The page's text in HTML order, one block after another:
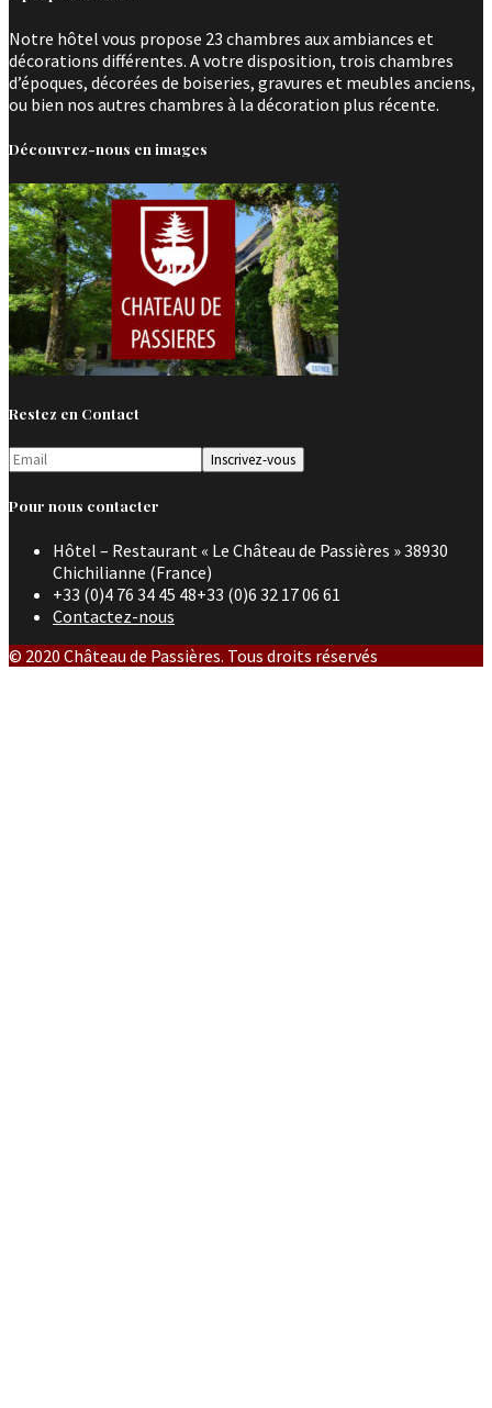
Notre hôtel vous propose 23 chambres aux ambiances et
décorations différentes. A votre disposition, trois chambres
d’époques, décorées de boiseries, gravures et meubles anciens,
ou bien nos autres chambres à la décoration plus récente.
Découvrez-nous en images
Restez en Contact
Pour nous contacter
Hôtel – Restaurant « Le Château de Passières » 38930
Chichilianne (France)
+33 (0)4 76 34 45 48+33 (0)6 32 17 06 61
Contactez-nous
© 2020 Château de Passières. Tous droits réservés